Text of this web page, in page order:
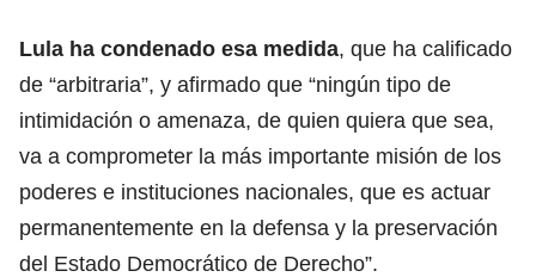
Lula ha condenado esa medida, que ha calificado
de “arbitraria”, y afirmado que “ningún tipo de
intimidación o amenaza, de quien quiera que sea,
va a comprometer la más importante misión de los
poderes e instituciones nacionales, que es actuar
permanentemente en la defensa y la preservación
del Estado Democrático de Derecho”.